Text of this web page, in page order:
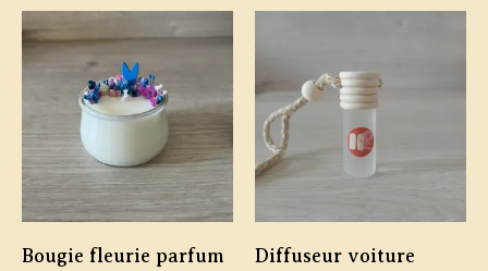
Bougie fleurie parfum
Diffuseur voiture